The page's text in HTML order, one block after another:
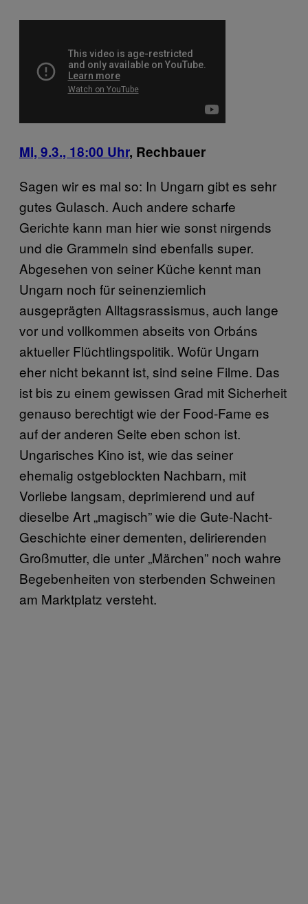
Mi, 9.3., 18:00 Uhr, Rechbauer
Sagen wir es mal so: In Ungarn gibt es sehr
gutes Gulasch. Auch andere scharfe
Gerichte kann man hier wie sonst nirgends
und die Grammeln sind ebenfalls super.
Abgesehen von seiner Küche kennt man
Ungarn noch für seinenziemlich
ausgeprägten Alltagsrassismus, auch lange
vor und vollkommen abseits von Orbáns
aktueller Flüchtlingspolitik. Wofür Ungarn
eher nicht bekannt ist, sind seine Filme. Das
ist bis zu einem gewissen Grad mit Sicherheit
genauso berechtigt wie der Food-Fame es
auf der anderen Seite eben schon ist.
Ungarisches Kino ist, wie das seiner
ehemalig ostgeblockten Nachbarn, mit
Vorliebe langsam, deprimierend und auf
dieselbe Art „magisch” wie die Gute-Nacht-
Geschichte einer dementen, delirierenden
Großmutter, die unter „Märchen” noch wahre
Begebenheiten von sterbenden Schweinen
am Marktplatz versteht.